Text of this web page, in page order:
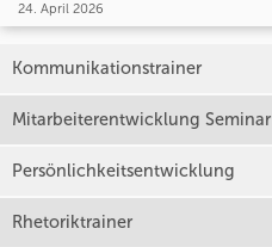
24. April 2026
Kommunikationstrainer
Mitarbeiterentwicklung Seminar
Persönlichkeitsentwicklung
Rhetoriktrainer